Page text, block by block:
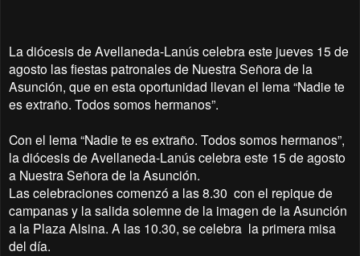
La diócesis de Avellaneda-Lanús celebra este jueves 15 de
agosto las fiestas patronales de Nuestra Señora de la
Asunción, que en esta oportunidad llevan el lema “Nadie te
es extraño. Todos somos hermanos”.
Con el lema “Nadie te es extraño. Todos somos hermanos”,
la diócesis de Avellaneda-Lanús celebra este 15 de agosto
a Nuestra Señora de la Asunción.
Las celebraciones comenzó a las 8.30 con el repique de
campanas y la salida solemne de la imagen de la Asunción
a la Plaza Alsina. A las 10.30, se celebra la primera misa
del día.